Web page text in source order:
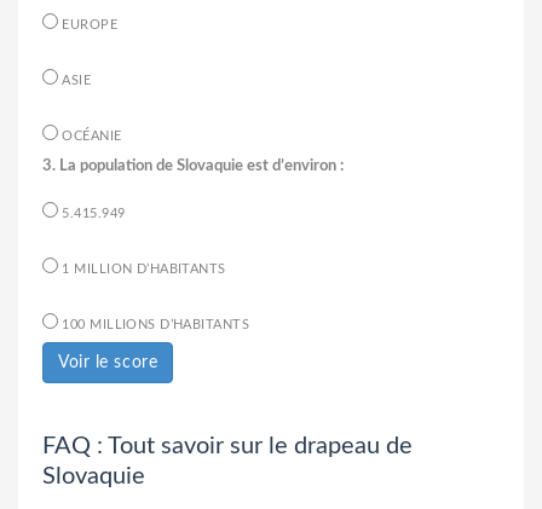
EUROPE
ASIE
OCÉANIE
3. La population de Slovaquie est d’environ :
5.415.949
1 MILLION D’HABITANTS
100 MILLIONS D’HABITANTS
Voir le score
FAQ : Tout savoir sur le drapeau de
Slovaquie